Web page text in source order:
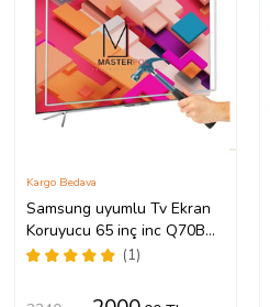
Samsung uyumlu Tv Ekran
Koruyucu 65 inç inc Q70B
QLED 4K Smart TV (2022)
(1)
Kargo Bedava